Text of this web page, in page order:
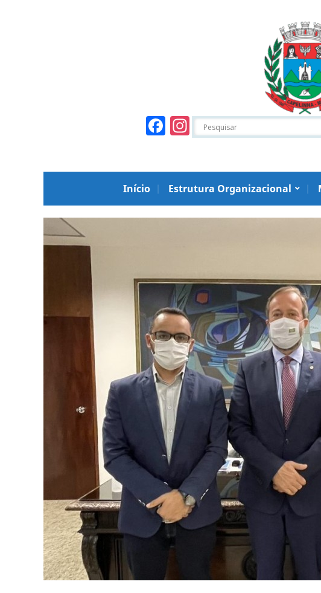
Facebook
Instagram
Início Estrutura Organizacional